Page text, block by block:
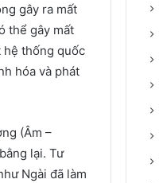
gây ra mất
thể gây mất
hệ thống quốc
hóa và phát
(Âm –
lại. Tư
Ngài đã làm